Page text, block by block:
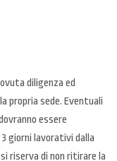
diligenza ed
propria sede. Eventuali
essere
giorni lavorativi dalla
riserva di non ritirare la